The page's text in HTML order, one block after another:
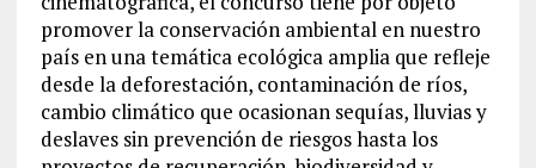
promover la conservación ambiental en nuestro
país en una temática ecológica amplia que refleje
desde la deforestación, contaminación de ríos,
cambio climático que ocasionan sequías, lluvias y
deslaves sin prevención de riesgos hasta los